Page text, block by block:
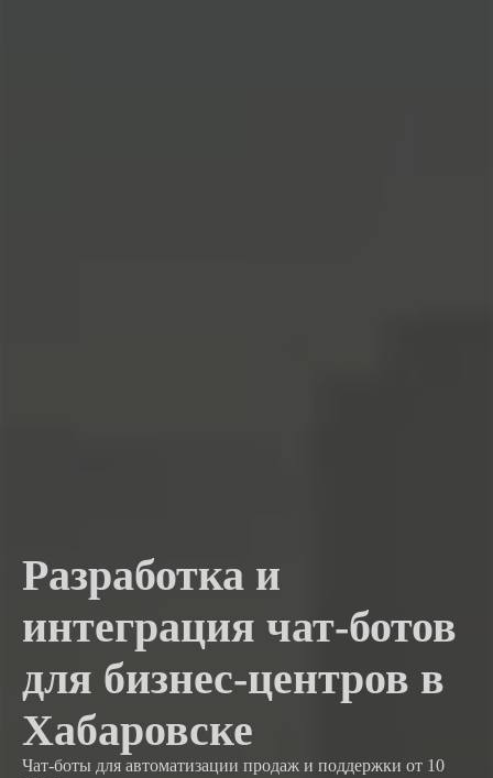
Разработка и
интеграция чат-ботов
для бизнес-центров в
Хабаровске
Чат-боты для автоматизации продаж и поддержки от 10